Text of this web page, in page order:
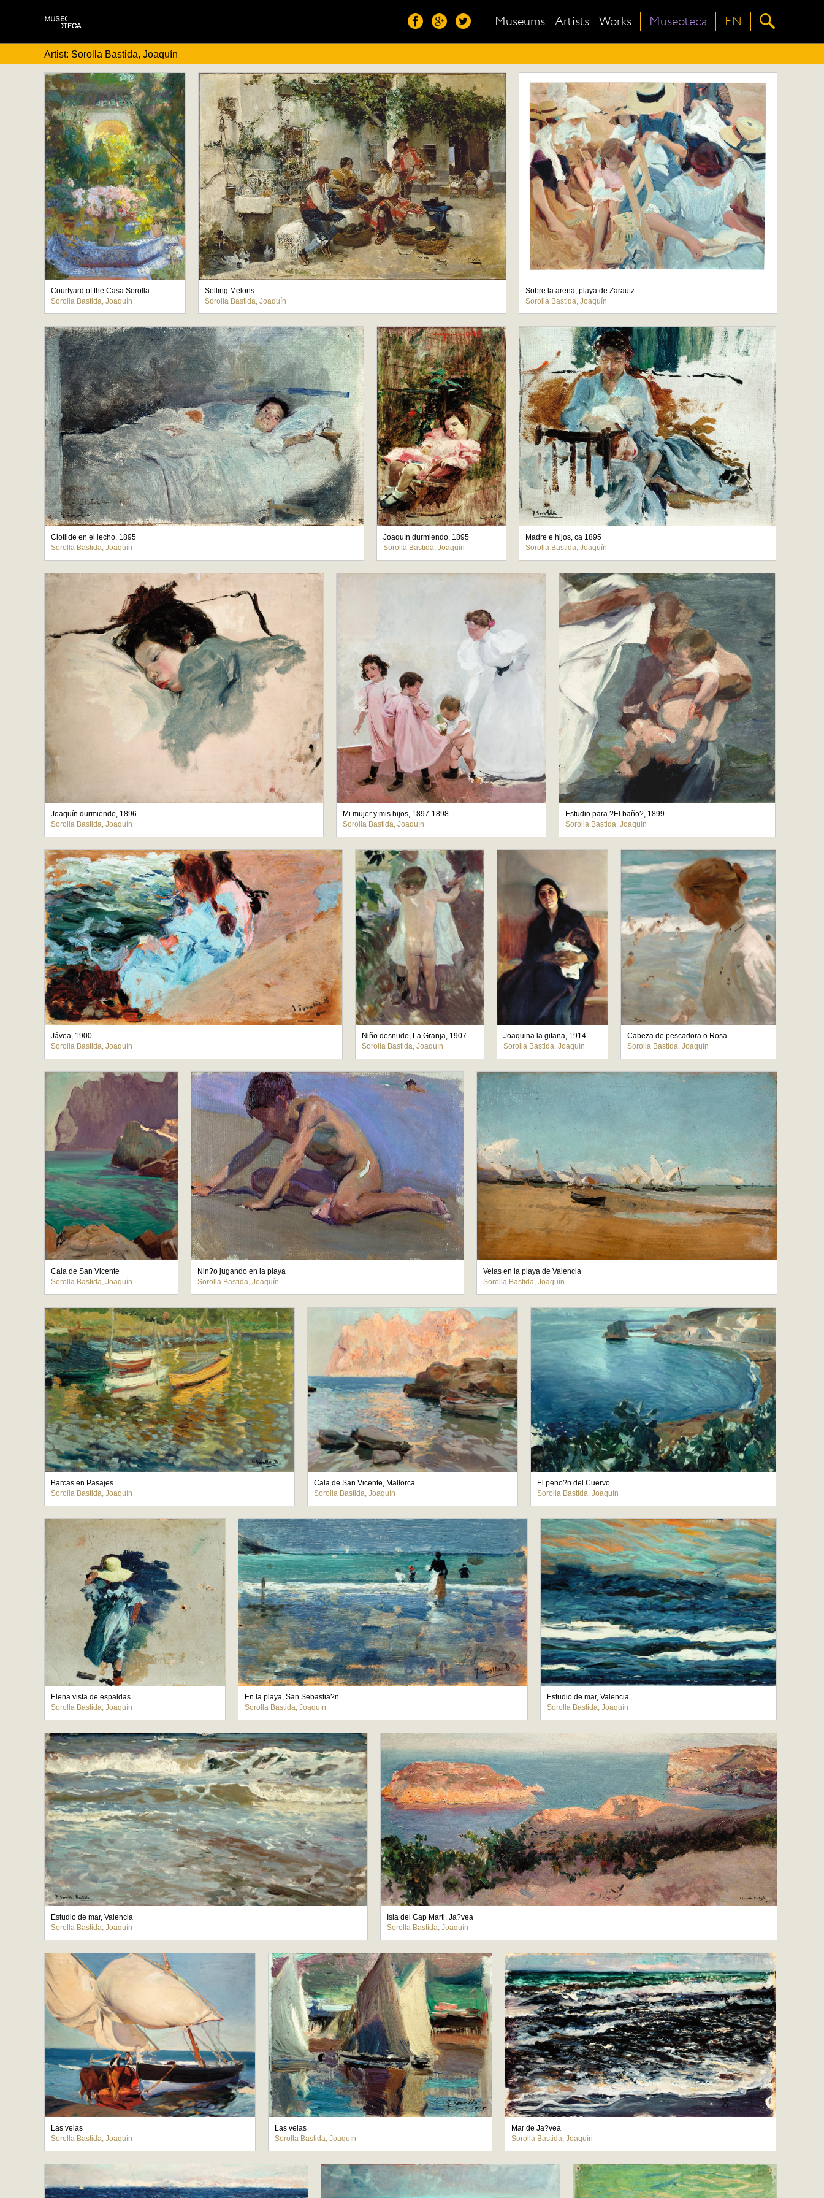
Museums Artists Works Museoteca EN
Artist: Sorolla Bastida, Joaquín
Courtyard of the Casa Sorolla
Sorolla Bastida, Joaquín
Selling Melons
Sorolla Bastida, Joaquín
Sobre la arena, playa de Zarautz
Sorolla Bastida, Joaquín
Clotilde en el lecho, 1895
Sorolla Bastida, Joaquín
Joaquín durmiendo, 1895
Sorolla Bastida, Joaquín
Madre e hijos, ca 1895
Sorolla Bastida, Joaquín
Joaquín durmiendo, 1896
Sorolla Bastida, Joaquín
Mi mujer y mis hijos, 1897-1898
Sorolla Bastida, Joaquín
Estudio para ?El baño?, 1899
Sorolla Bastida, Joaquín
Jávea, 1900
Sorolla Bastida, Joaquín
Niño desnudo, La Granja, 1907
Sorolla Bastida, Joaquín
Joaquina la gitana, 1914
Sorolla Bastida, Joaquín
Cabeza de pescadora o Rosa
Sorolla Bastida, Joaquín
Cala de San Vicente
Sorolla Bastida, Joaquín
Nin?o jugando en la playa
Sorolla Bastida, Joaquín
Velas en la playa de Valencia
Sorolla Bastida, Joaquín
Barcas en Pasajes
Sorolla Bastida, Joaquín
Cala de San Vicente, Mallorca
Sorolla Bastida, Joaquín
El peno?n del Cuervo
Sorolla Bastida, Joaquín
Elena vista de espaldas
Sorolla Bastida, Joaquín
En la playa, San Sebastia?n
Sorolla Bastida, Joaquín
Estudio de mar, Valencia
Sorolla Bastida, Joaquín
Estudio de mar, Valencia
Sorolla Bastida, Joaquín
Isla del Cap Marti, Ja?vea
Sorolla Bastida, Joaquín
Las velas
Sorolla Bastida, Joaquín
Las velas
Sorolla Bastida, Joaquín
Mar de Ja?vea
Sorolla Bastida, Joaquín